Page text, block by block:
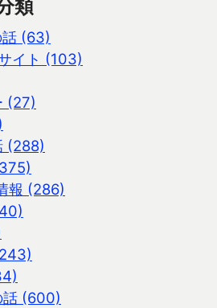
類
話 (63)
イト (103)
(27)
(288)
報 (286)
話 (600)